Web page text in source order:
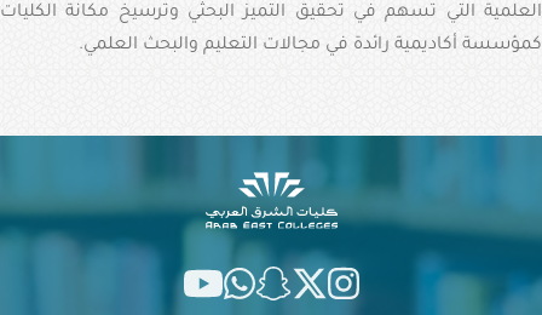
العلمية التي تسهم في تحقيق التميز البحثي وترسيخ مكانة الكليات
كمؤسسة أكاديمية رائدة في مجالات التعليم والبحث العلمي.